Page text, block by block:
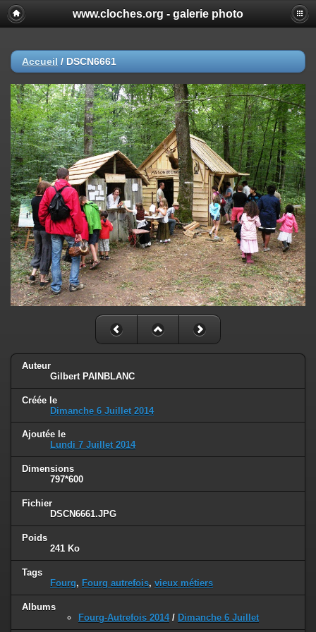
www.cloches.org - galerie photo
Accueil / DSCN6661
Auteur
Gilbert PAINBLANC
Créée le
Dimanche 6 Juillet 2014
Ajoutée le
Lundi 7 Juillet 2014
Dimensions
797*600
Fichier
DSCN6661.JPG
Poids
241 Ko
Tags
Fourg, Fourg autrefois, vieux métiers
Albums
Fourg-Autrefois 2014/ Dimanche 6 Juillet